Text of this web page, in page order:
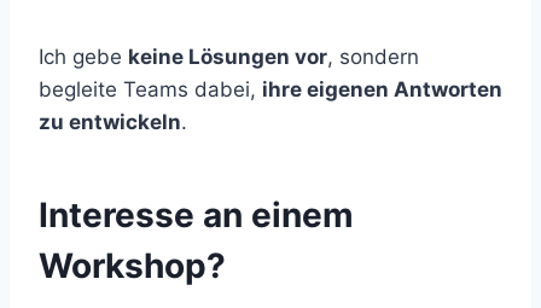
Ich gebe keine Lösungen vor, sondern
begleite Teams dabei, ihre eigenen Antworten
zu entwickeln.
Interesse an einem
Workshop?